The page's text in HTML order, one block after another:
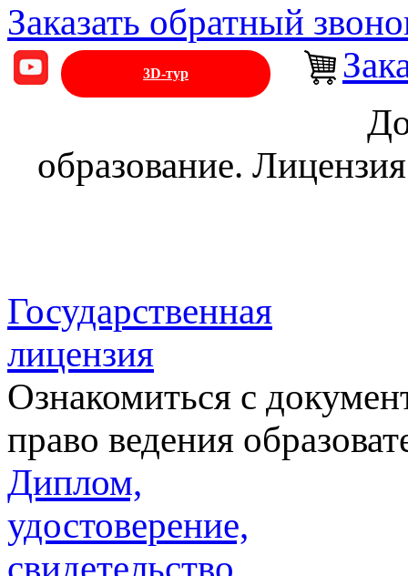
Заказать обратный
3D-тур
образование.
Государственная
лицензия
Ознакомиться с
право ведения
Диплом,
удостоверение,